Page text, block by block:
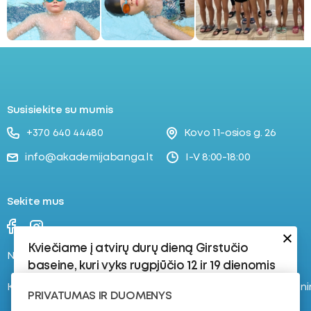
Susisiekite su mumis
+370 640 44480
info@akademijabanga.lt
Kovo 11-osios g. 26
I-V 8:00-18:00
Sekite mus
Naujienos Stovyklos
Kontaktai Registruokis į plaukimo
PRIVATUMAS IR DUOMENYS
Kviečiame į atvirų durų dieną Girstučio
baseine, kuri vyks rugpjūčio 12 ir 19 dienomis
Rugpjūčio 12 d.: